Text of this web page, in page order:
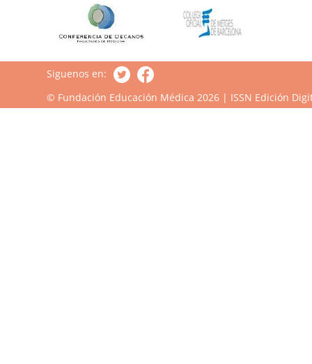
Siguenos en:
© Fundación Educación Médica 2026 | ISSN Edición